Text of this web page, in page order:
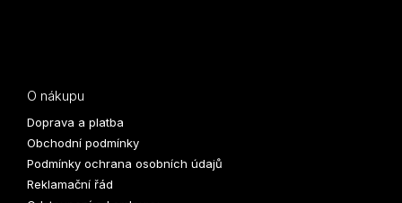
O nákupu
Doprava a platba
Obchodní podmínky
Podmínky ochrana osobních údajů
Reklamační řád